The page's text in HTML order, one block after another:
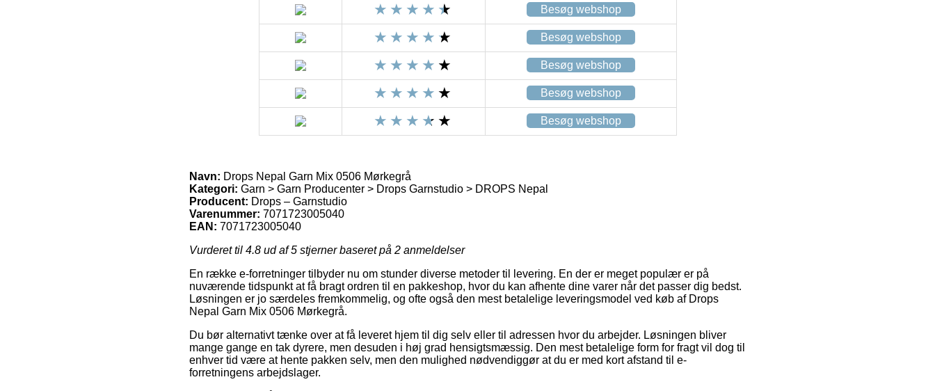
Besøg webshop
Besøg webshop
Besøg webshop
Besøg webshop
Besøg webshop
Navn: Drops Nepal Garn Mix 0506 Mørkegrå
Kategori: Garn > Garn Producenter > Drops Garnstudio > DROPS Nepal
Producent: Drops – Garnstudio
Varenummer: 7071723005040
EAN: 7071723005040
Vurderet til 4.8 ud af 5 stjerner baseret på 2 anmeldelser
En række e-forretninger tilbyder nu om stunder diverse metoder til levering. En der er meget populær er på
nuværende tidspunkt at få bragt ordren til en pakkeshop, hvor du kan afhente dine varer når det passer dig bedst.
Løsningen er jo særdeles fremkommelig, og ofte også den mest betalelige leveringsmodel ved køb af Drops
Nepal Garn Mix 0506 Mørkegrå.
Du bør alternativt tænke over at få leveret hjem til dig selv eller til adressen hvor du arbejder. Løsningen bliver
mange gange en tak dyrere, men desuden i høj grad hensigtsmæssig. Den mest betalelige form for fragt vil dog til
enhver tid være at hente pakken selv, men den mulighed nødvendiggør at du er med kort afstand til e-
forretningens arbejdslager.